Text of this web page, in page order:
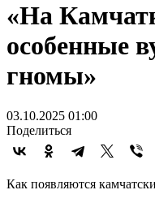
«На
особенные
гномы»
03.10.2025 01:00
Поделиться
Как появляются